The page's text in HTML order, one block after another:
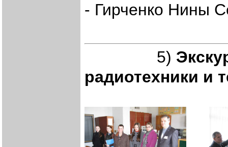
- Гирченко Нины
5)
радиотехники и